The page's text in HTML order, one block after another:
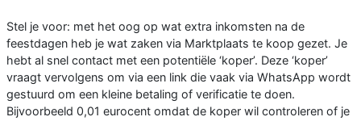
Stel je voor: met het oog op wat extra inkomsten na de
feestdagen heb je wat zaken via Marktplaats te koop gezet. Je
hebt al snel contact met een potentiële ‘koper’. Deze ‘koper’
vraagt vervolgens om via een link die vaak via WhatsApp wordt
gestuurd om een kleine betaling of verificatie te doen.
Bijvoorbeeld 0,01 eurocent omdat de koper wil controleren of je